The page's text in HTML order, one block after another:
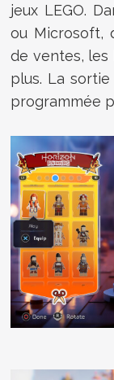
jeux LEGO.
ou Microsoft,
de ventes, les
plus. La
programmée